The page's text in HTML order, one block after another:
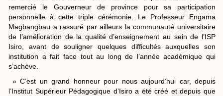
remercié le Gouverneur de province pour sa participation
personnelle à cette triple cérémonie. Le Professeur Engama
Magbangbau a rassuré par ailleurs la communauté universitaire
de l’amélioration de la qualité d’enseignement au sein de l’ISP
Isiro, avant de souligner quelques difficultés auxquelles son
institution a fait face tout au long de l’année académique qui
s’achève.
» C’est un grand honneur pour nous aujourd’hui car, depuis
l’Institut Supérieur Pédagogique d’Isiro a été créé et depuis que